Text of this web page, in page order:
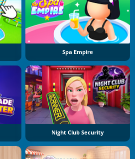
Spa Empire
Night Club Security